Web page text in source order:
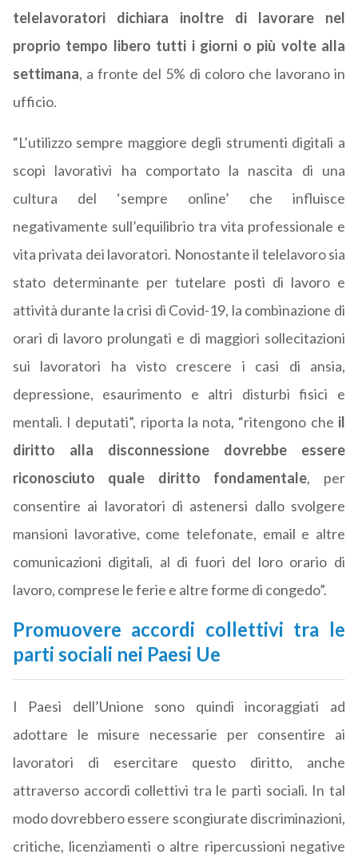
telelavoratori dichiara inoltre di lavorare nel
proprio tempo libero tutti i giorni o più volte alla
settimana, a fronte del 5% di coloro che lavorano in
ufficio.
“L’utilizzo sempre maggiore degli strumenti digitali a
scopi lavorativi ha comportato la nascita di una
cultura del ‘sempre online’ che influisce
negativamente sull’equilibrio tra vita professionale e
vita privata dei lavoratori. Nonostante il telelavoro sia
stato determinante per tutelare posti di lavoro e
attività durante la crisi di Covid-19, la combinazione di
orari di lavoro prolungati e di maggiori sollecitazioni
sui lavoratori ha visto crescere i casi di ansia,
depressione, esaurimento e altri disturbi fisici e
mentali. I deputati”, riporta la nota, “ritengono che il
diritto alla disconnessione dovrebbe essere
riconosciuto quale diritto fondamentale, per
consentire ai lavoratori di astenersi dallo svolgere
mansioni lavorative, come telefonate, email e altre
comunicazioni digitali, al di fuori del loro orario di
lavoro, comprese le ferie e altre forme di congedo”.
Promuovere accordi collettivi tra le
parti sociali nei Paesi Ue
I Paesi dell’Unione sono quindi incoraggiati ad
adottare le misure necessarie per consentire ai
lavoratori di esercitare questo diritto, anche
attraverso accordi collettivi tra le parti sociali. In tal
modo dovrebbero essere scongiurate discriminazioni,
critiche, licenziamenti o altre ripercussioni negative